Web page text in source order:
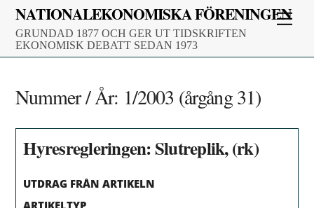
Skip
content
NATIONALEKONOMISKA FÖRENINGEN
GRUNDAD 1877 OCH GER UT TIDSKRIFTEN
EKONOMISK DEBATT SEDAN 1973
Nummer / År: 1/2003 (årgång 31)
Hyresregleringen: Slutreplik, (rk)
UTDRAG FRÅN ARTIKELN
ARTIKELTYP